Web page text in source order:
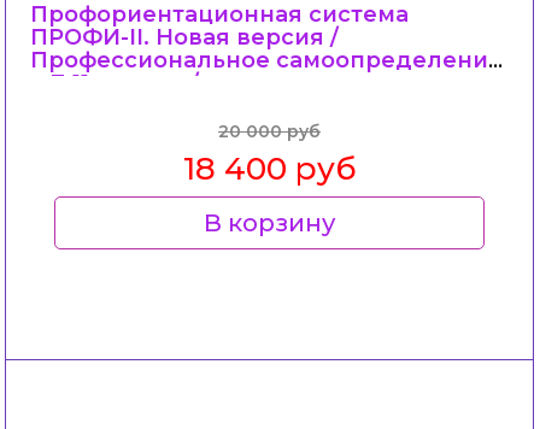
Профориентационная система
ПРОФИ-II. Новая версия /
Профессиональное самоопределение
в 7-11 классах/.
20 000 руб
18 400 руб
В корзину